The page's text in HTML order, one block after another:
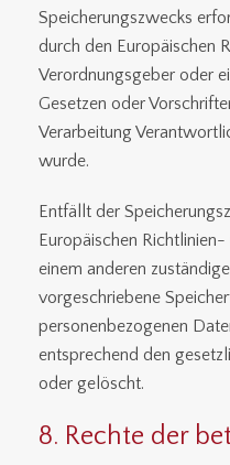
Speicherungszwecks
durch den Europäischen
Verordnungsgeber oder
Gesetzen oder
Verarbeitung
wurde.
Entfällt der
Europäischen
einem anderen
vorgeschriebene
personenbezogenen
entsprechend den
oder gelöscht.
8. Rechte der